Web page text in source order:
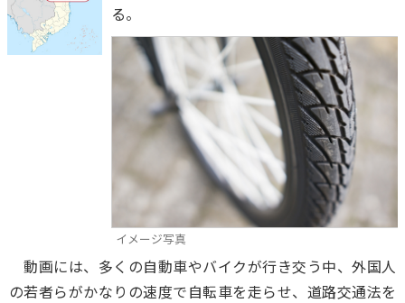
る。
イメージ写真
動画には、多くの自動車やバイクが行き交う中、外国人
の若者らがかなりの速度で自転車を走らせ、道路交通法を